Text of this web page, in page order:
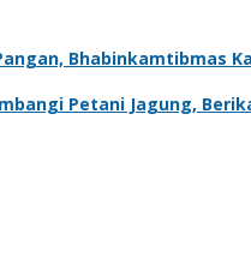
Bhabinkamtibmas
Petani Jagung,